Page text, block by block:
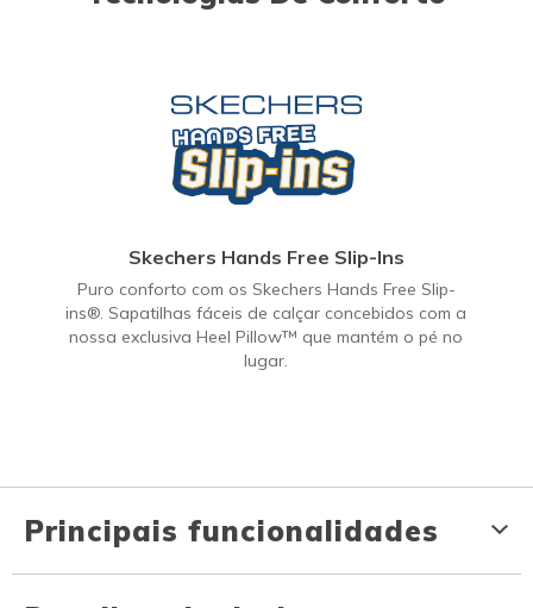
Skechers Hands Free Slip-Ins
Puro conforto com os Skechers Hands Free Slip-
ins®. Sapatilhas fáceis de calçar concebidos com a
nossa exclusiva Heel Pillow™ que mantém o pé no
lugar.
Principais funcionalidades